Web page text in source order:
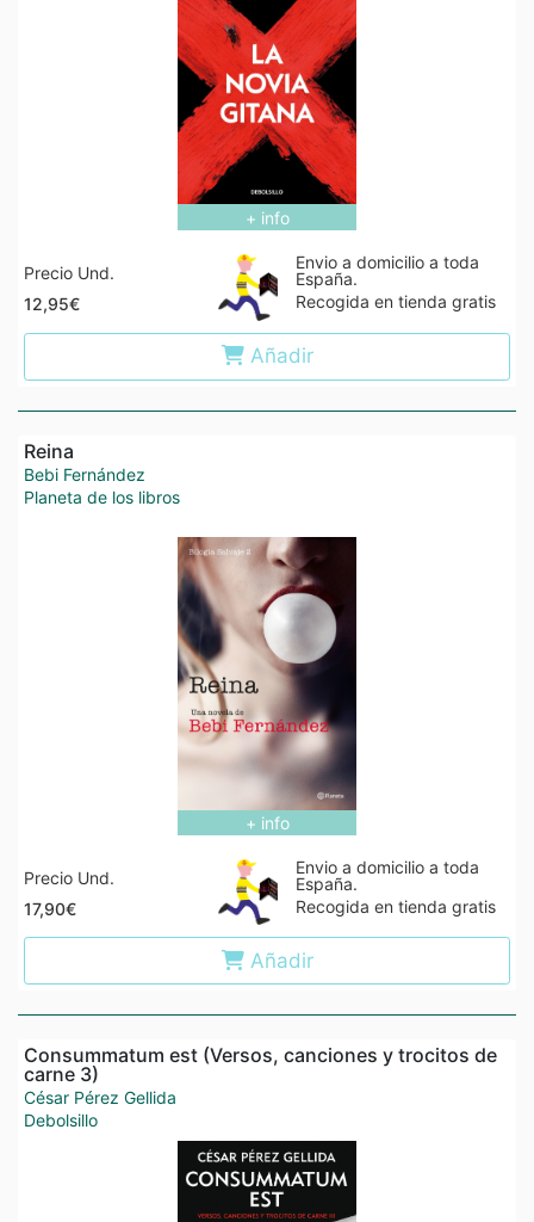
+ info
Precio Und.
12,95€
Envio a domicilio a toda
España.
Recogida en tienda gratis
Añadir
Reina
Bebi Fernández
Planeta de los libros
+ info
Precio Und.
17,90€
Envio a domicilio a toda
España.
Recogida en tienda gratis
Añadir
Consummatum est (Versos, canciones y trocitos de
carne 3)
César Pérez Gellida
Debolsillo